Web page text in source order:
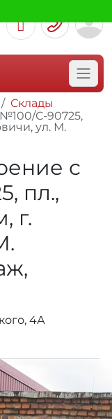
Склады
С-90725,
ул. М.
с
пл.,
г.
4А